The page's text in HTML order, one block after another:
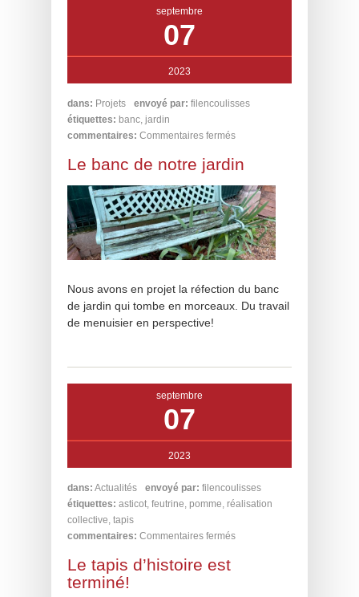
septembre
07
2023
dans: Projets envoyé par: filencoulisses
étiquettes: banc, jardin
commentaires: Commentaires fermés
Le banc de notre jardin
Nous avons en projet la réfection du banc
de jardin qui tombe en morceaux. Du travail
de menuisier en perspective!
septembre
07
2023
dans: Actualités envoyé par: filencoulisses
étiquettes: asticot, feutrine, pomme, réalisation
collective, tapis
commentaires: Commentaires fermés
Le tapis d’histoire est
terminé!